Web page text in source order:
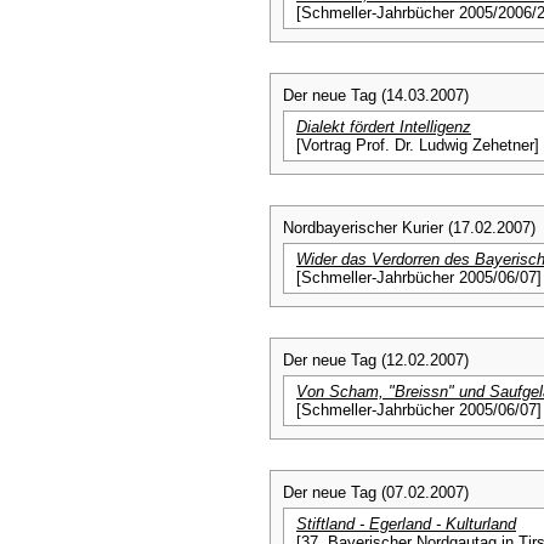
[Schmeller-Jahrbücher 2005/2006/
Der neue Tag (14.03.2007)
Dialekt fördert Intelligenz
[Vortrag Prof. Dr. Ludwig Zehetner]
Nordbayerischer Kurier (17.02.2007)
Wider das Verdorren des
[Schmeller-Jahrbücher 2005/06/07]
Der neue Tag (12.02.2007)
Von Scham, "Breissn" und
[Schmeller-Jahrbücher 2005/06/07]
Der neue Tag (07.02.2007)
Stiftland - Egerland - Kulturland